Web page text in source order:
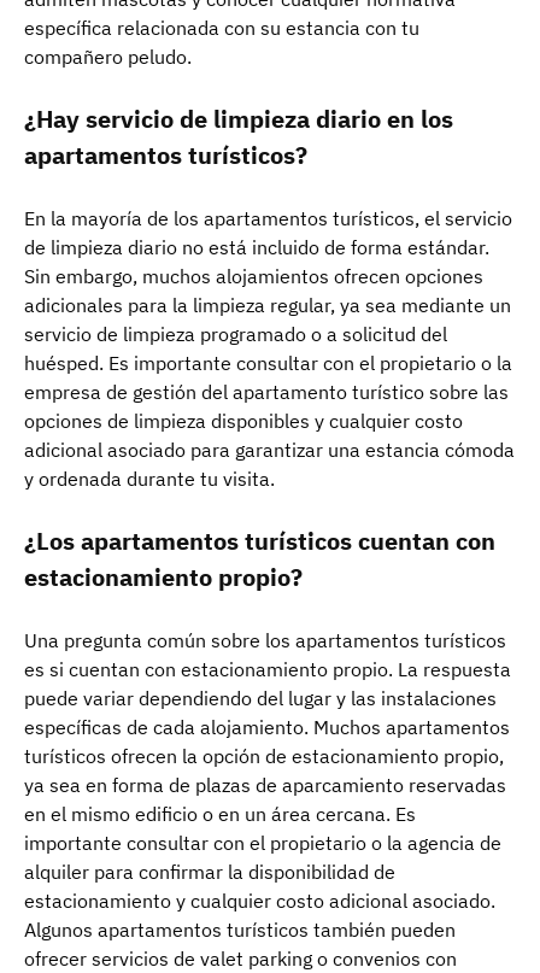
específica relacionada con su estancia con tu
compañero peludo.
¿Hay servicio de limpieza diario en los
apartamentos turísticos?
En la mayoría de los apartamentos turísticos, el servicio
de limpieza diario no está incluido de forma estándar.
Sin embargo, muchos alojamientos ofrecen opciones
adicionales para la limpieza regular, ya sea mediante un
servicio de limpieza programado o a solicitud del
huésped. Es importante consultar con el propietario o la
empresa de gestión del apartamento turístico sobre las
opciones de limpieza disponibles y cualquier costo
adicional asociado para garantizar una estancia cómoda
y ordenada durante tu visita.
¿Los apartamentos turísticos cuentan con
estacionamiento propio?
Una pregunta común sobre los apartamentos turísticos
es si cuentan con estacionamiento propio. La respuesta
puede variar dependiendo del lugar y las instalaciones
específicas de cada alojamiento. Muchos apartamentos
turísticos ofrecen la opción de estacionamiento propio,
ya sea en forma de plazas de aparcamiento reservadas
en el mismo edificio o en un área cercana. Es
importante consultar con el propietario o la agencia de
alquiler para confirmar la disponibilidad de
estacionamiento y cualquier costo adicional asociado.
Algunos apartamentos turísticos también pueden
ofrecer servicios de valet parking o convenios con